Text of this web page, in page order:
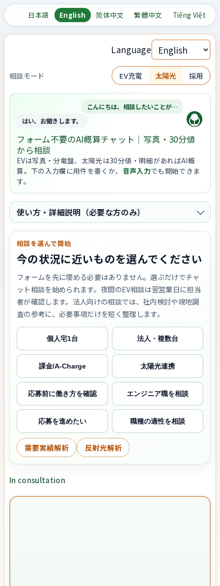
日本語 English 简体中文 繁體中文 Tiếng Việt
Language
相談モード EV充電 太陽光 採用
こんにちは、相談したいことが…
はい、お聞きします。
フォーム不要のAI概算チャット｜写真・30分値
から相談
EVは写真・分電盤、太陽光は30分値・明細があればAI概
算。下の入力欄に用件を書くか、 音声入力でも開始できま
す。
使い方・詳細説明（必要な方のみ）
相談を選んで開始
今の状況に近いものを選んでください
フォームを先に埋める必要はありません。選ぶだけでチャ
ット相談を始められます。夜間のEV相談は翌営業日に担当
者が確認します。法人向けの相談では、社内検討や現地調
査の参考に、必要事項だけを短く整理します。
個人宅1台 法人・複数台
課金/A-Charge 太陽光連携
応募前に働き方を確認 エンジニア職を相談
応募を進めたい 職種の適性を相談
需要実績解析 反射光解析
In consultation